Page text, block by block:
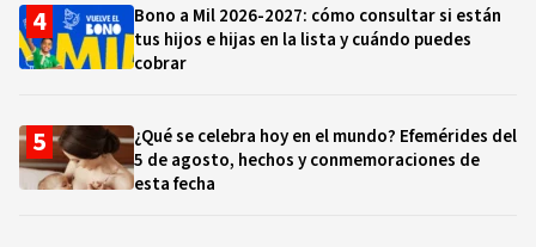
Bono a Mil 2026-2027: cómo consultar si están
tus hijos e hijas en la lista y cuándo puedes
cobrar
¿Qué se celebra hoy en el mundo? Efemérides del
5 de agosto, hechos y conmemoraciones de
esta fecha